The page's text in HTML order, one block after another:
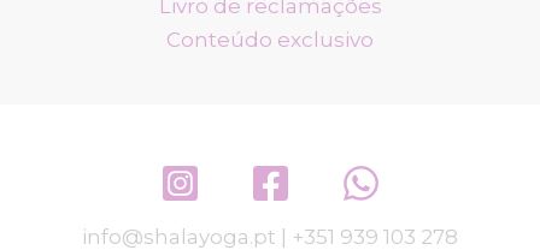
Livro de reclamações
Conteúdo exclusivo
info@shalayoga.pt | +351 939 103 278